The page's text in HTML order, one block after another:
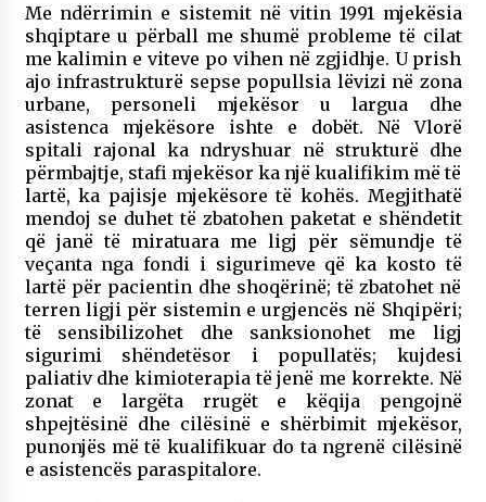
Me ndërrimin e sistemit në vitin 1991 mjekësia
shqiptare u përball me shumë probleme të cilat
me kalimin e viteve po vihen në zgjidhje. U prish
ajo infrastrukturë sepse popullsia lëvizi në zona
urbane, personeli mjekësor u largua dhe
asistenca mjekësore ishte e dobët. Në Vlorë
spitali rajonal ka ndryshuar në strukturë dhe
përmbajtje, stafi mjekësor ka një kualifikim më të
lartë, ka pajisje mjekësore të kohës. Megjithatë
mendoj se duhet të zbatohen paketat e shëndetit
që janë të miratuara me ligj për sëmundje të
veçanta nga fondi i sigurimeve që ka kosto të
lartë për pacientin dhe shoqërinë; të zbatohet në
terren ligji për sistemin e urgjencës në Shqipëri;
të sensibilizohet dhe sanksionohet me ligj
sigurimi shëndetësor i popullatës; kujdesi
paliativ dhe kimioterapia të jenë me korrekte. Në
zonat e largëta rrugët e këqija pengojnë
shpejtësinë dhe cilësinë e shërbimit mjekësor,
punonjës më të kualifikuar do ta ngrenë cilësinë
e asistencës paraspitalore.